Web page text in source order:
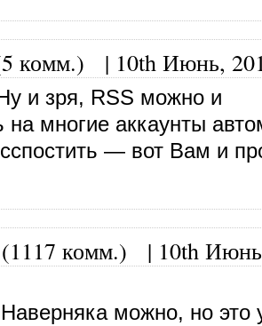
комм.) | 10th Июнь,
и зря, RSS можно и
на многие аккаунты
— вот Вам и
комм.) | 10th
можно, но это